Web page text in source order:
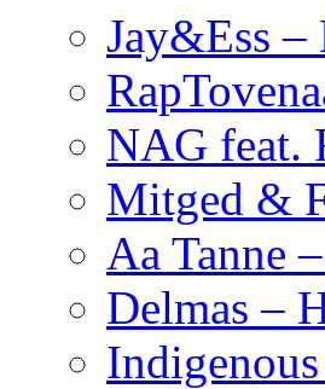
Jay&Ess –
NAG feat.
Mitged &
Aa Tanne
Delmas –